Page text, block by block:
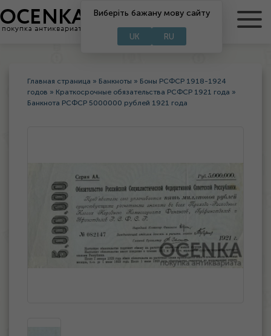
RU
Виберіть бажану мову сайту
UK RU
Главная страница » Банкноты » Боны РСФСР 1918-1924
годов » Краткосрочные обязательства РСФСР 1921 года »
Банкнота РСФСР 5000000 рублей 1921 года